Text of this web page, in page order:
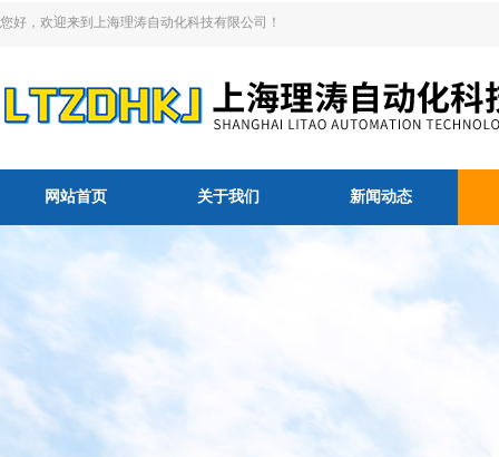
您好，欢迎来到上海理涛自动化科技有限公司！
网站首页 关于我们 新闻动态